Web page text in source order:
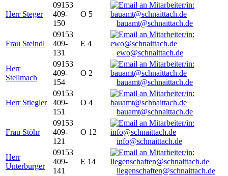
Herr Steger
09153
409-
150
O 5
bauamt@schnaittach.de
Frau Steindl
09153
409-
131
E 4
ewo@schnaittach.de
Herr
Stellmach
09153
409-
154
O 2
bauamt@schnaittach.de
Herr Stiegler
09153
409-
151
O 4
bauamt@schnaittach.de
Frau Stöhr
09153
409-
121
O 12
info@schnaittach.de
Herr
Unterburger
09153
409-
141
E 14
liegenschaften@schnaittach.de